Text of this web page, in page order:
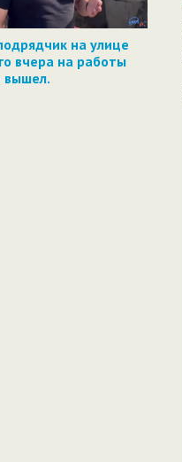
на улице
вчера на работы
вышел.